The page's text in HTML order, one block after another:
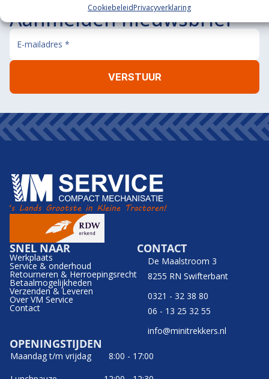
CookiebeleidPrivacyverklaring
Aanmelden nieuwsbrief
SNEL NAAR
Werkplaats
Service & onderhoud
Retourneren & Herroepingsrecht
Betaalmogelijkheden
Verzenden & Leveren
Over VM Service
Contact
CONTACT
De Maalstroom 3
8255 RN Swifterbant
0321 - 32 38 80
06 - 13 25 32 55
info@minitrekkers.nl
OPENINGSTIJDEN
Maandag t/m vrijdag
8:00 - 17:00